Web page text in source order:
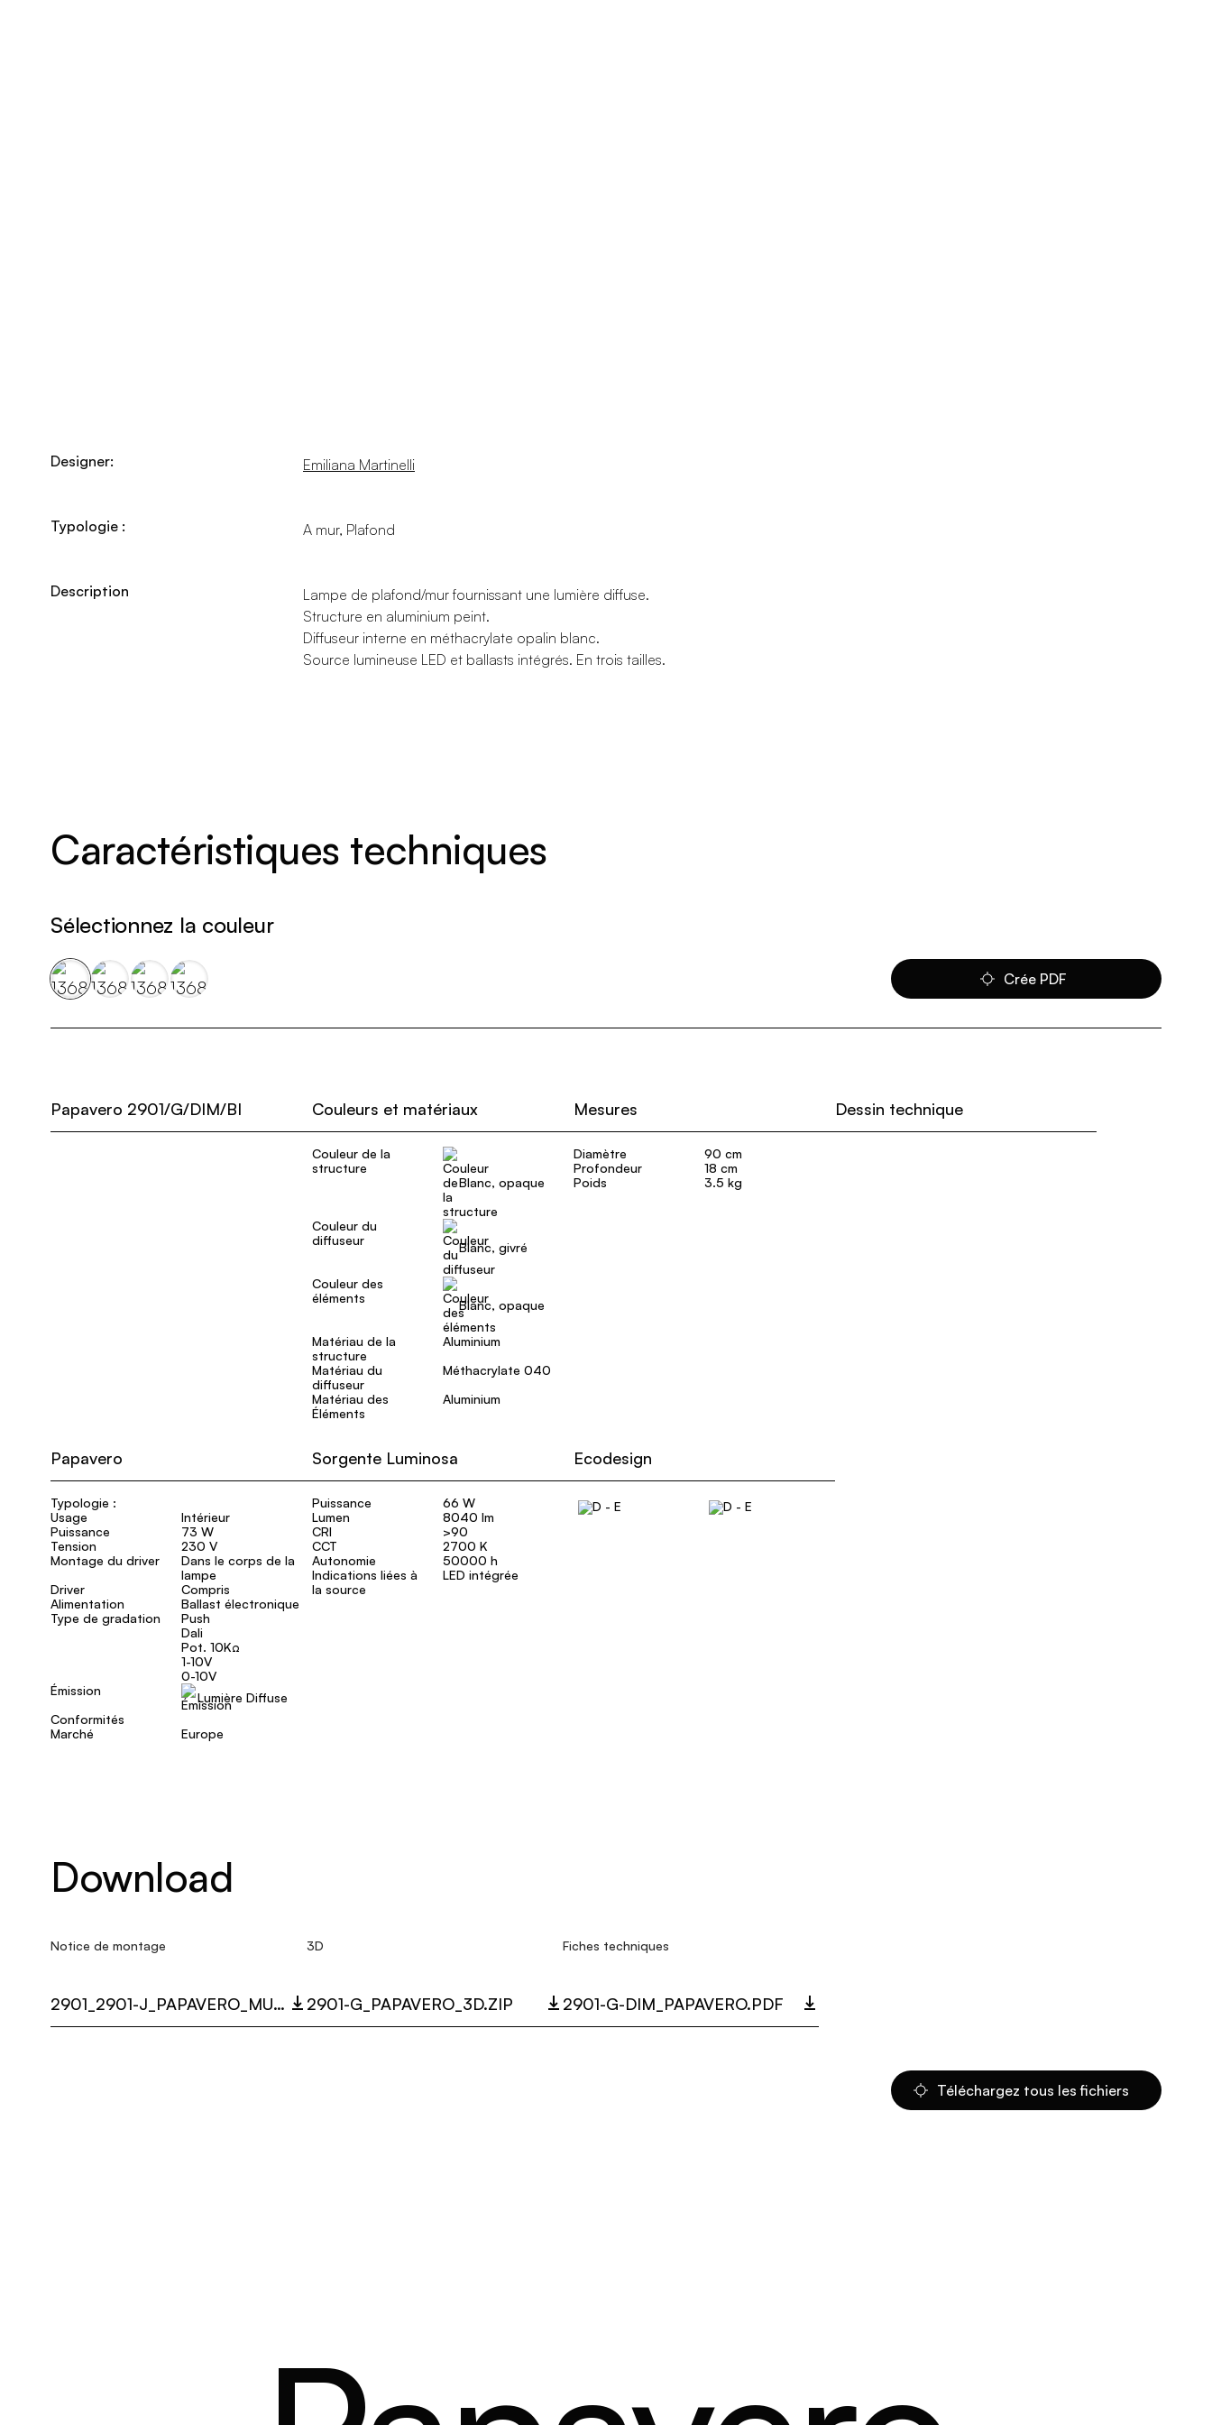
Designer: Emiliana Martinelli
Typologie : A mur, Plafond
Description
Lampe de plafond/mur fournissant une lumière diffuse.
Structure en aluminium peint.
Diffuseur interne en méthacrylate opalin blanc.
Source lumineuse LED et ballasts intégrés. En trois tailles.
Caractéristiques techniques
Sélectionnez la couleur
Crée PDF
Papavero 2901/G/DIM/BI Couleurs et matériaux
Couleur de la
structure
Blanc, opaque
Couleur du
diffuseur
Blanc, givré
Couleur des
éléments
Blanc, opaque
Matériau de la
structure
Aluminium
Matériau du
diffuseur
Méthacrylate 040
Matériau des
Éléments
Aluminium
Mesures
Diamètre
90 cm
Profondeur
18 cm
Poids
3.5 kg
Dessin technique
Papavero
Typologie :
Usage
Intérieur
Puissance
73 W
Tension
230 V
Montage du driver
Dans le corps de la
lampe
Driver
Compris
Alimentation
Ballast électronique
Type de gradation
Push
Dali
Pot. 10KΩ
1-10V
0-10V
Émission
Lumière Diffuse
Conformités
Marché
Europe
Sorgente Luminosa
Puissance
66 W
Lumen
8040 lm
CRI
>90
CCT
2700 K
Autonomie
50000 h
Indications liées à
la source
LED intégrée
Ecodesign
Download
Notice de montage
2901_2901-J_PAPAVERO_MULTI_LANGUAGE_9501_INST.PDF
3D
2901-G_PAPAVERO_3D.ZIP
Fiches techniques
2901-G-DIM_PAPAVERO.PDF
Téléchargez tous les fichiers